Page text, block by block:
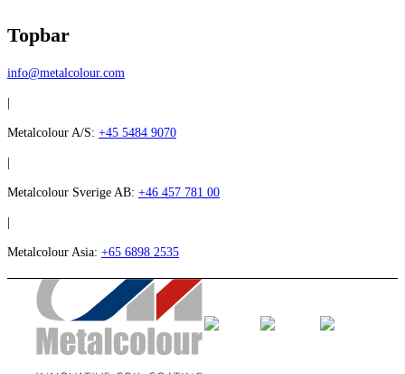
Topbar
info@metalcolour.com
|
Metalcolour A/S: +45 5484 9070
|
Metalcolour Sverige AB: +46 457 781 00
|
Metalcolour Asia: +65 6898 2535